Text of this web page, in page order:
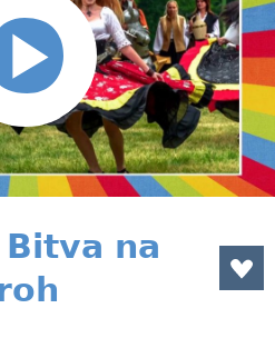
na